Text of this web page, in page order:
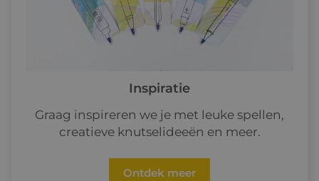
Inspiratie
Graag inspireren we je met leuke spellen,
creatieve knutselideeën en meer.
Ontdek meer